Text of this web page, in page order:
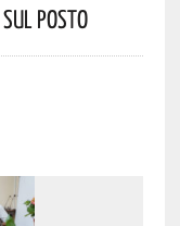
Sul Posto